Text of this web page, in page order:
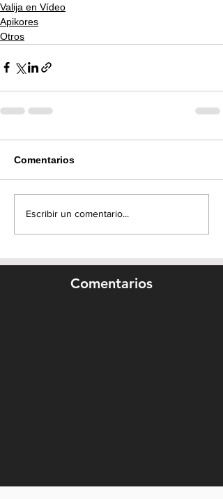
Valija en Vídeo
Apikores
Otros
Comentarios
Escribir un comentario...
Comentarios